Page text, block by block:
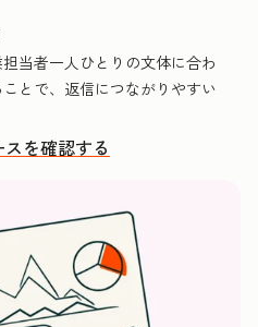
当者一人ひとりの文体に合わ
とで、返信につながりやすい
を確認する